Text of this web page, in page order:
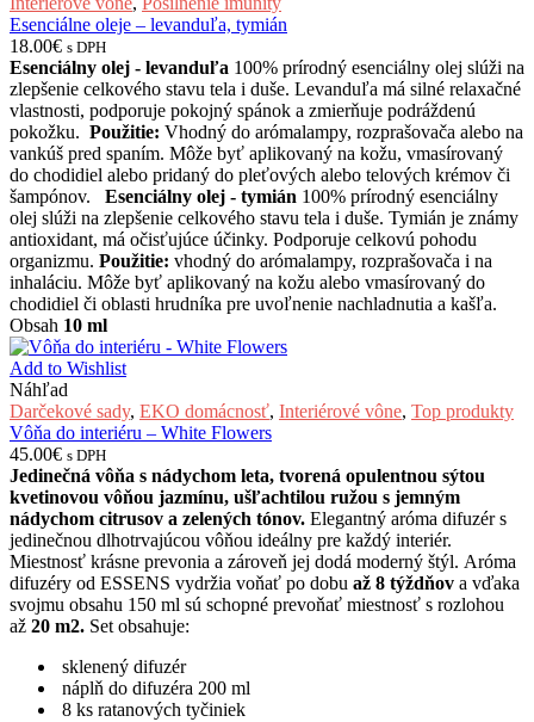
Esenciálne oleje – levanduľa, tymián
18.00€ s DPH
Esenciálny olej - levanduľa 100% prírodný esenciálny olej slúži na
zlepšenie celkového stavu tela i duše. Levanduľa má silné relaxačné
vlastnosti, podporuje pokojný spánok a zmierňuje podráždenú
pokožku. Použitie: Vhodný do arómalampy, rozprašovača alebo na
vankúš pred spaním. Môže byť aplikovaný na kožu, vmasírovaný
do chodidiel alebo pridaný do pleťových alebo telových krémov či
šampónov. Esenciálny olej - tymián 100% prírodný esenciálny
olej slúži na zlepšenie celkového stavu tela i duše. Tymián je známy
antioxidant, má očisťujúce účinky. Podporuje celkovú pohodu
organizmu. Použitie: vhodný do arómalampy, rozprašovača i na
inhaláciu. Môže byť aplikovaný na kožu alebo vmasírovaný do
chodidiel či oblasti hrudníka pre uvoľnenie nachladnutia a kašľa.
Obsah 10 ml
Add to Wishlist
Náhľad
Darčekové sady, EKO domácnosť, Interiérové vône, Top produkty
Vôňa do interiéru – White Flowers
45.00€ s DPH
Jedinečná vôňa s nádychom leta, tvorená opulentnou sýtou
kvetinovou vôňou jazmínu, ušľachtilou ružou s jemným
nádychom citrusov a zelených tónov. Elegantný aróma difuzér s
jedinečnou dlhotrvajúcou vôňou ideálny pre každý interiér.
Miestnosť krásne prevonia a zároveň jej dodá moderný štýl. Aróma
difuzéry od ESSENS vydržia voňať po dobu až 8 týždňov a vďaka
svojmu obsahu 150 ml sú schopné prevoňať miestnosť s rozlohou
až 20 m2. Set obsahuje:
sklenený difuzér
náplň do difuzéra 200 ml
8 ks ratanových tyčiniek